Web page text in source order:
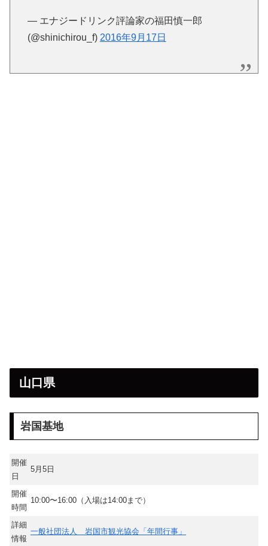
— エナジードリンク評論家の福田慎一郎
(@shinichirou_f) 2016年9月17日
山口県
岩国基地
開催
日
5月5日
開催
時間
10:00〜16:00（入場は14:00まで）
詳細
情報
一般社団法人 岩国市観光協会「年間行事」